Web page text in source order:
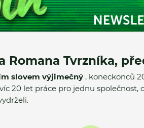
Romana Tvrzníka,
slovem výjimečný , koneckonců
20 let práce pro jednu společnost,